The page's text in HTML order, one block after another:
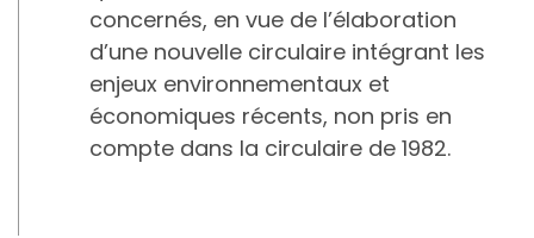
concernés, en vue de l’élaboration
d’une nouvelle circulaire intégrant les
enjeux environnementaux et
économiques récents, non pris en
compte dans la circulaire de 1982.